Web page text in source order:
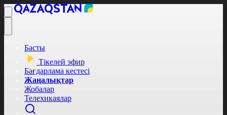
Басты
Тікелей эфир
Бағдарлама кестесі
Жаңалықтар
Жобалар
Телехикаялар